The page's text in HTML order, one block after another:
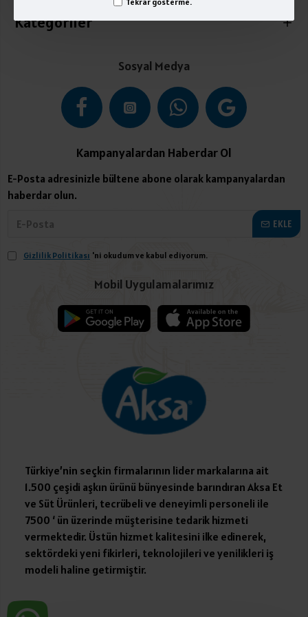
Kategoriler
Sosyal Medya
Kampanyalardan Haberdar Ol
E-Posta adresinizle bültene abone olarak kampanyalardan
haberdar olun.
EKLE
Gizlilik Politikası 'ni okudum ve kabul ediyorum.
Mobil Uygulamalarımız
Türkiye’nin seçkin firmalarının lider markalarına ait
1.500 çeşidi aşkın ürünü bünyesinde barındıran Aksa Et
ve Süt Ürünleri, tecrübeli ve deneyimli personeli ile
7500 ‘ ün üzerinde müşterisine tedarik hizmeti
vermektedir. Üstün hizmet kalitesini ilke edinerek,
sektördeki yeni fikirleri, teknolojileri ve yenilikleri iş
modeli haline getirmiştir.